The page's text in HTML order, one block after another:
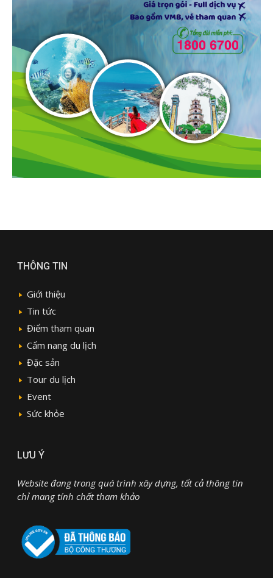
THÔNG TIN
Giới thiệu
Tin tức
Điểm tham quan
Cẩm nang du lịch
Đặc sản
Tour du lịch
Event
Sức khỏe
LƯU Ý
Website đang trong quá trình xây dựng, tất cả thông tin
chỉ mang tính chất tham khảo